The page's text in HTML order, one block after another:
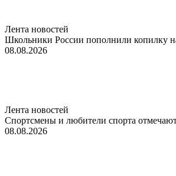
Лента новостей
Школьники России пополнили копилку
08.08.2026
Лента новостей
Спортсмены и любители спорта
08.08.2026